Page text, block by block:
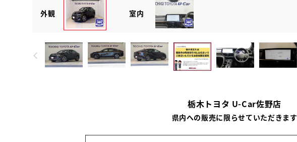
外観 室内
栃木トヨタ U-Car佐野店
県内への販売に限らせていただきます